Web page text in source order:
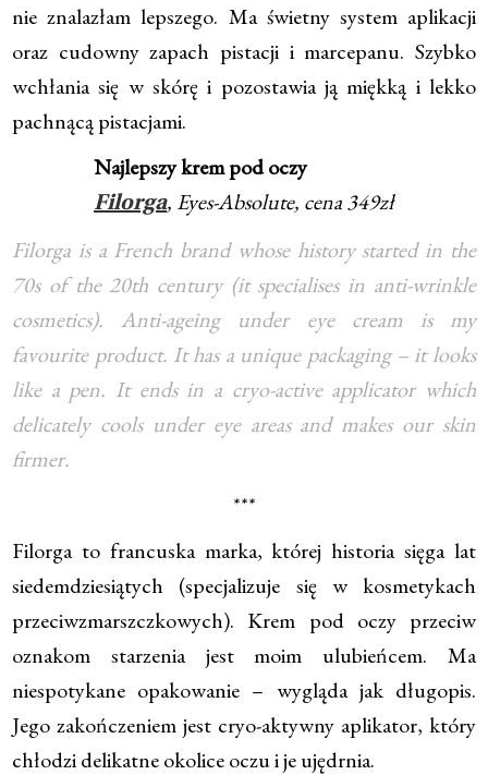
nie znalazłam lepszego. Ma świetny system aplikacji
oraz cudowny zapach pistacji i marcepanu. Szybko
wchłania się w skórę i pozostawia ją miękką i lekko
pachnącą pistacjami.
Najlepszy krem pod oczy
Filorga, Eyes-Absolute, cena 349zł
Filorga is a French brand whose history started in the
70s of the 20th century (it specialises in anti-wrinkle
cosmetics). Anti-ageing under eye cream is my
favourite product. It has a unique packaging – it looks
like a pen. It ends in a cryo-active applicator which
delicately cools under eye areas and makes our skin
firmer.
***
Filorga to francuska marka, której historia sięga lat
siedemdziesiątych (specjalizuje się w kosmetykach
przeciwzmarszczkowych). Krem pod oczy przeciw
oznakom starzenia jest moim ulubieńcem. Ma
niespotykane opakowanie – wygląda jak długopis.
Jego zakończeniem jest cryo-aktywny aplikator, który
chłodzi delikatne okolice oczu i je ujędrnia.